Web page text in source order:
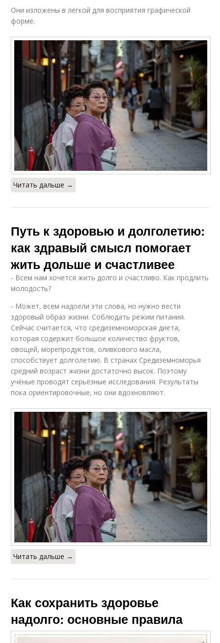
Они изложены в лёгкой для восприятия графической
форме.
Читать дальше →
Путь к здоровью и долголетию:
как здравый смысл помогает
жить дольше и счастливее
- Всем нам хочется жить долго и счастливо. Как продлить
молодость?
- Может, всем надоели эти слова, но нужно вести
здоровый образ жизни. Соблюдать режим питания.
Сейчас считается, что средиземноморская диета,
которая содержит большое количество фруктов,
овощей, морепродуктов, оливкового масла,
способствует долголетию. В странах Средиземноморья
средний возраст жизни достаточно высок. Поэтому
учёные проводят серьёзные исследования. Результаты
пока ориентировочные, но они вдохновляют.
Читать дальше →
Как сохранить здоровье
надолго: основные правила